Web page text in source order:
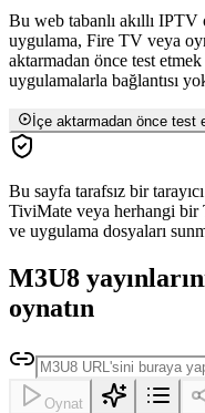
Bu web tabanlı akıllı IPTV
uygulama, Fire TV veya
aktarmadan önce test
uygulamalarla bağlantısı
İçe aktarmadan önce test
Bu sayfa tarafsız bir
TiviMate veya herhangi bir
ve uygulama dosyaları
M3U8
oynatın
Oynat